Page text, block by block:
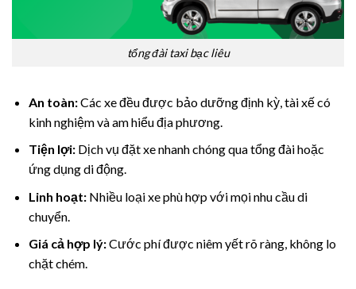
tổng đài taxi bạc liêu
An toàn:Các xe đều được bảo dưỡng định kỳ, tài xế có
kinh nghiệm và am hiểu địa phương.
Tiện lợi:Dịch vụ đặt xe nhanh chóng qua tổng đài hoặc
ứng dụng di động.
Linh hoạt:Nhiều loại xe phù hợp với mọi nhu cầu di
chuyển.
Giá cả hợp lý:Cước phí được niêm yết rõ ràng, không lo
chặt chém.